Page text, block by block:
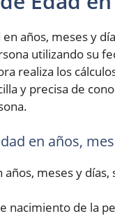
en años, meses y
utilizando su
realiza los
y precisa de
en años,
años, meses y
nacimiento de la